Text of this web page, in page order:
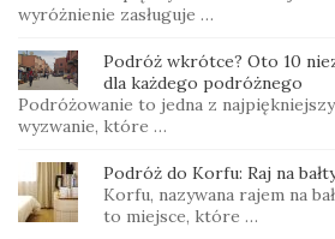
wyróżnienie zasługuje …
Podróż wkrótce? Oto 10
dla każdego podróżnego
Podróżowanie to jedna z
wyzwanie, które …
Podróż do Korfu: Raj na
Korfu, nazywana rajem na
to miejsce, które …